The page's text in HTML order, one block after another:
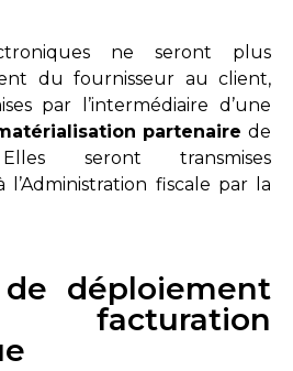
ne seront plus
du fournisseur au client,
par l’intermédiaire d’une
partenaire de
seront transmises
fiscale par la
déploiement